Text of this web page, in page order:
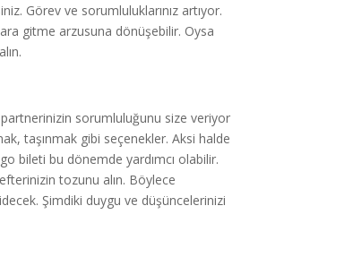
Görev ve sorumluluklarınız artıyor.
gitme arzusuna dönüşebilir. Oysa
partnerinizin sorumluluğunu size veriyor
taşınmak gibi seçenekler. Aksi halde
bileti bu dönemde yardımcı olabilir.
tozunu alın. Böylece
Şimdiki duygu ve düşüncelerinizi